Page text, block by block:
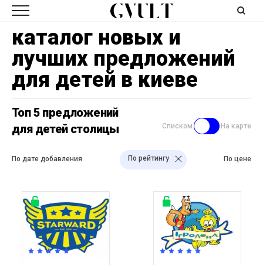
каталог новых и
лучших предложений
для детей в киеве
Топ 5 предложений
для детей столицы
По дате добавления По рейтингу По цене
Списком На карте